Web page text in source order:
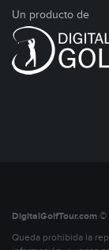
Un producto de
DigitalGolfTour.com
Queda prohibida la